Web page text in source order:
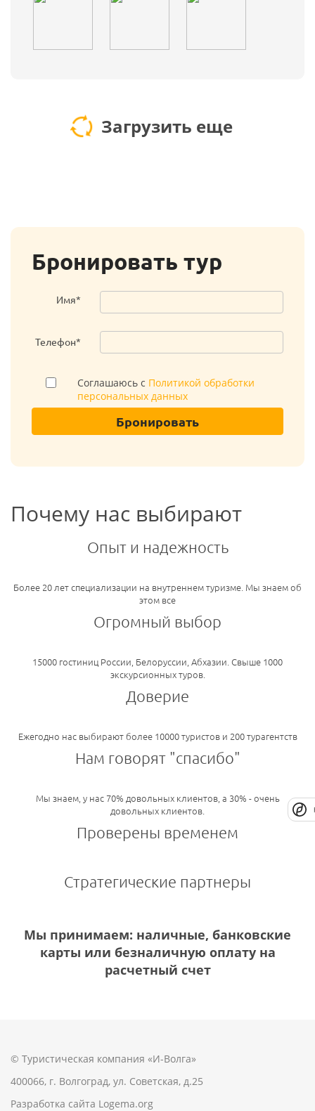
Загрузить еще
Бронировать тур
Имя*
Телефон*
Соглашаюсь с Политикой обработки
персональных данных
Бронировать
Почему нас выбирают
Опыт и надежность
Более 20 лет специализации на внутреннем туризме. Мы знаем об
этом все
Огромный выбор
15000 гостиниц России, Белоруссии, Абхазии. Свыше 1000
экскурсионных туров.
Доверие
Ежегодно нас выбирают более 10000 туристов и 200 турагентств
Нам говорят "спасибо"
Мы знаем, у нас 70% довольных клиентов, а 30% - очень
довольных клиентов.
Проверены временем
Стратегические партнеры
Мы принимаем: наличные, банковские
карты или безналичную оплату на
расчетный счет
© Туристическая компания «И-Волга»
400066, г. Волгоград, ул. Советская, д.25
Разработка сайта Logema.org